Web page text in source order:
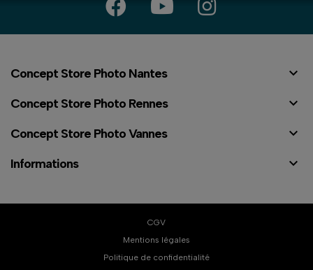
Concept Store Photo Nantes 
Concept Store Photo Rennes 
Concept Store Photo Vannes 
Informations 
CGV
Mentions légales
Politique de confidentialité